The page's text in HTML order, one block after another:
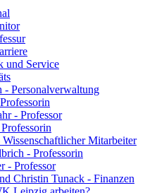
und Service
- Personalverwaltung
- Professor
Mitarbeiter
- Professorin
- Professor
Christin Tunack - Finanzen